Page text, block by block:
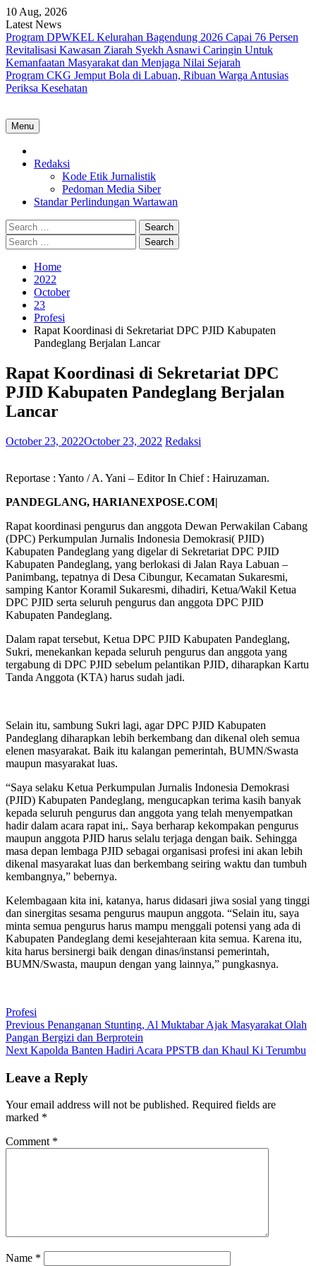
Skip
to
content
10 Aug, 2026
Latest News
Program DPWKEL Kelurahan Bagendung 2026 Capai 76 Persen
Revitalisasi Kawasan Ziarah Syekh Asnawi Caringin Untuk
Kemanfaatan Masyarakat dan Menjaga Nilai Sejarah
Program CKG Jemput Bola di Labuan, Ribuan Warga Antusias
Periksa Kesehatan
Menu
Redaksi
Kode Etik Jurnalistik
Pedoman Media Siber
Standar Perlindungan Wartawan
Search
for:
Search
for:
Home
2022
October
23
Profesi
Rapat Koordinasi di Sekretariat DPC PJID Kabupaten
Pandeglang Berjalan Lancar
Rapat Koordinasi di Sekretariat DPC
PJID Kabupaten Pandeglang Berjalan
Lancar
October 23, 2022October 23, 2022 Redaksi
Reportase : Yanto / A. Yani – Editor In Chief : Hairuzaman.
PANDEGLANG, HARIANEXPOSE.COM|
Rapat koordinasi pengurus dan anggota Dewan Perwakilan Cabang
(DPC) Perkumpulan Jurnalis Indonesia Demokrasi( PJID)
Kabupaten Pandeglang yang digelar di Sekretariat DPC PJID
Kabupaten Pandeglang, yang berlokasi di Jalan Raya Labuan –
Panimbang, tepatnya di Desa Cibungur, Kecamatan Sukaresmi,
samping Kantor Koramil Sukaresmi, dihadiri, Ketua/Wakil Ketua
DPC PJID serta seluruh pengurus dan anggota DPC PJID
Kabupaten Pandeglang.
Dalam rapat tersebut, Ketua DPC PJID Kabupaten Pandeglang,
Sukri, menekankan kepada seluruh pengurus dan anggota yang
tergabung di DPC PJID sebelum pelantikan PJID, diharapkan Kartu
Tanda Anggota (KTA) harus sudah jadi.
Selain itu, sambung Sukri lagi, agar DPC PJID Kabupaten
Pandeglang diharapkan lebih berkembang dan dikenal oleh semua
elenen masyarakat. Baik itu kalangan pemerintah, BUMN/Swasta
maupun masyarakat luas.
“Saya selaku Ketua Perkumpulan Jurnalis Indonesia Demokrasi
(PJID) Kabupaten Pandeglang, mengucapkan terima kasih banyak
kepada seluruh pengurus dan anggota yang telah menyempatkan
hadir dalam acara rapat ini,. Saya berharap kekompakan pengurus
maupun anggota PJID harus selalu terjaga dengan baik. Sehingga
masa depan lembaga PJID sebagai organisasi profesi ini akan lebih
dikenal masyarakat luas dan berkembang seiring waktu dan tumbuh
kembangnya,” bebernya.
Kelembagaan kita ini, katanya, harus didasari jiwa sosial yang tinggi
dan sinergitas sesama pengurus maupun anggota. “Selain itu, saya
minta semua pengurus harus mampu menggali potensi yang ada di
Kabupaten Pandeglang demi kesejahteraan kita semua. Karena itu,
kita harus bersinergi baik dengan dinas/instansi pemerintah,
BUMN/Swasta, maupun dengan yang lainnya,” pungkasnya.
Profesi
Post
navigation
Previous Previous
post:
Penanganan Stunting, Al Muktabar Ajak Masyarakat Olah
Pangan Bergizi dan Berprotein
Next Next
Kapolda Banten Hadiri Acara PPSTB dan Khaul Ki Terumbu
Leave a Reply
Your email address will not be published. Required fields are
marked *
Comment *
Name *